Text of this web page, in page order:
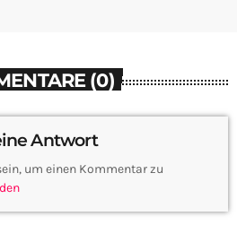
(0)
Antwort
um einen Kommentar zu